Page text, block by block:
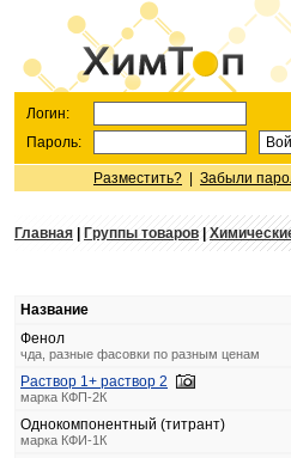
Логин:
Пароль:
Разместить? Забыли
Главная Группы товаров|
Название
Фенол
чда, разные фасовки по разным ценам
Раствор 1+ раствор 2
марка КФП-2К
Однокомпонентный (титрант)
марка КФИ-1К